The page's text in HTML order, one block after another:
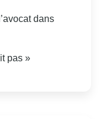
dans
pas »